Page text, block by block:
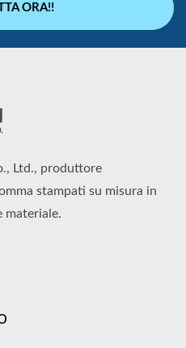
ORA!!
Ltd., produttore
stampati su misura in
materiale.